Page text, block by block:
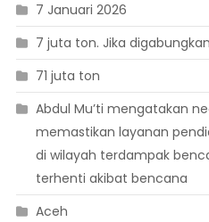
7 Januari 2026
7 juta ton. Jika
71 juta ton
Abdul Mu’ti mengatakan
memastikan layanan
di wilayah terdampak
terhenti akibat bencana
Aceh